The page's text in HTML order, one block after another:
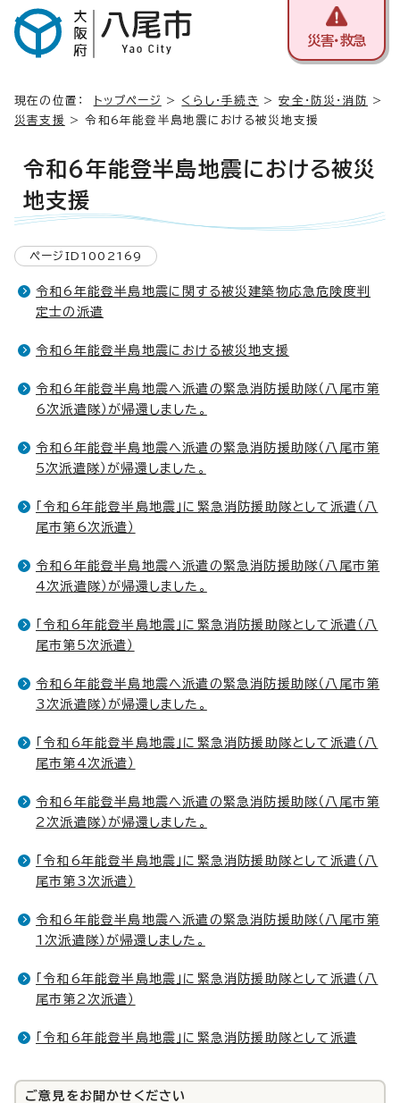
災害・救急
現在の位置： トップページ > くらし・手続き >安全・防災・消防
>
災害支援
> 令和6年能登半島地震における被災地支援
令和6年能登半島地震における被災
地支援
ページID1002169
令和6年能登半島地震に関する被災建築物応急危険度判
定士の派遣
令和6年能登半島地震における被災地支援
令和6年能登半島地震へ派遣の緊急消防援助隊（八尾市第
6次派遣隊）が帰還しました。
令和6年能登半島地震へ派遣の緊急消防援助隊（八尾市第
5次派遣隊）が帰還しました。
「令和6年能登半島地震」に緊急消防援助隊として派遣（八
尾市第6次派遣）
令和6年能登半島地震へ派遣の緊急消防援助隊（八尾市第
4次派遣隊）が帰還しました。
「令和6年能登半島地震」に緊急消防援助隊として派遣（八
尾市第5次派遣）
令和6年能登半島地震へ派遣の緊急消防援助隊（八尾市第
3次派遣隊）が帰還しました。
「令和6年能登半島地震」に緊急消防援助隊として派遣（八
尾市第4次派遣）
令和6年能登半島地震へ派遣の緊急消防援助隊（八尾市第
2次派遣隊）が帰還しました。
「令和6年能登半島地震」に緊急消防援助隊として派遣（八
尾市第3次派遣）
令和6年能登半島地震へ派遣の緊急消防援助隊（八尾市第
1次派遣隊）が帰還しました。
「令和6年能登半島地震」に緊急消防援助隊として派遣（八
尾市第2次派遣）
「令和6年能登半島地震」に緊急消防援助隊として派遣
ご意見をお聞かせください